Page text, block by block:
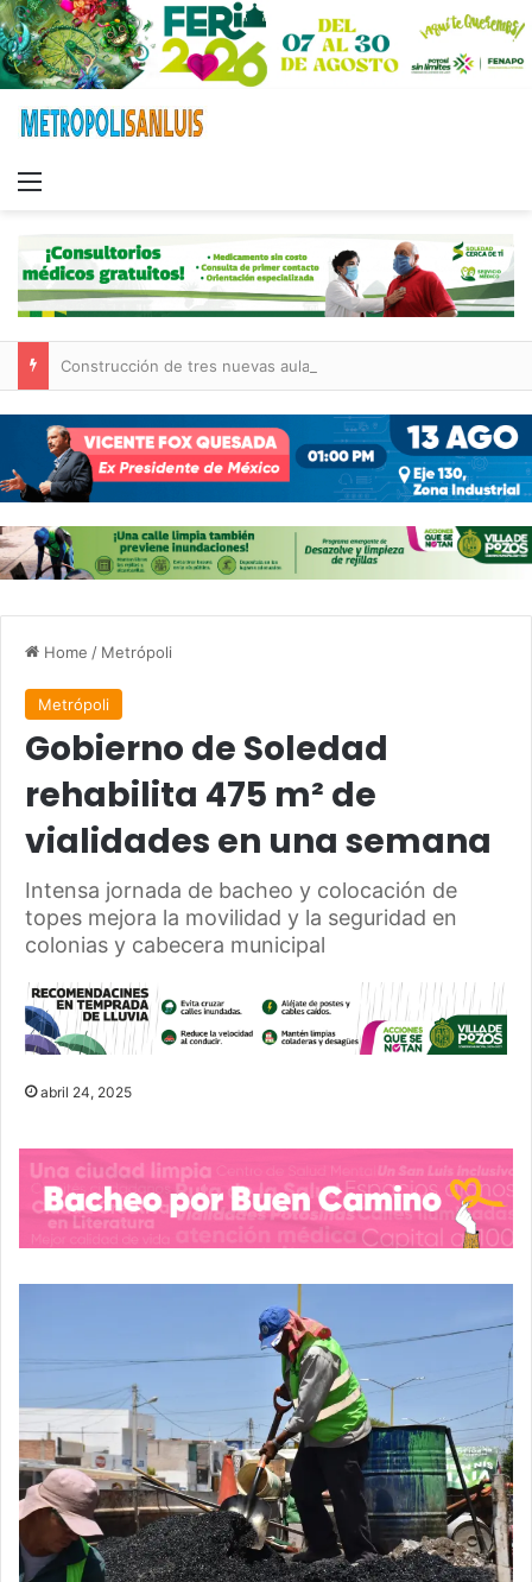
Home / Metrópoli
Metrópoli
Gobierno de Soledad
rehabilita 475 m² de
vialidades en una semana
Intensa jornada de bacheo y colocación de
topes mejora la movilidad y la seguridad en
colonias y cabecera municipal
abril 24, 2025